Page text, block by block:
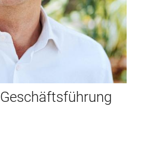
Geschäftsführung